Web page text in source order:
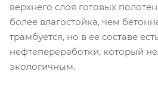
верхнего слоя готовых
более влагостойка, чем
трамбуется, но в ее составе
нефтепереработки, который
экологичным.